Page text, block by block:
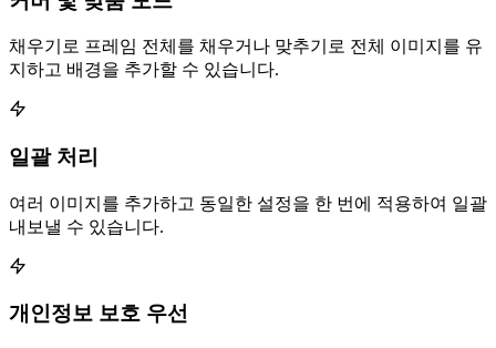
채우기로 프레임 전체를 채우거나 맞추기로 전체 이미지를 유
지하고 배경을 추가할 수 있습니다.
일괄 처리
여러 이미지를 추가하고 동일한 설정을 한 번에 적용하여 일괄
내보낼 수 있습니다.
개인정보 보호 우선